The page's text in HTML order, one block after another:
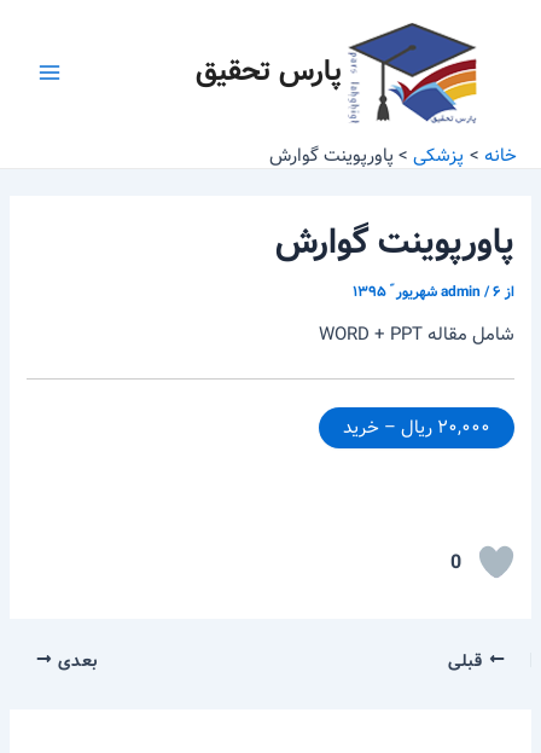
پارس تحقیق
خانه پزشکی پاورپوینت گوارش
پاورپوینت گوارش
از admin/۶ شهریور ّ ۱۳۹۵
شامل مقاله WORD + PPT
۲۰,۰۰۰ ریال – خرید
0
قبلی بعدی